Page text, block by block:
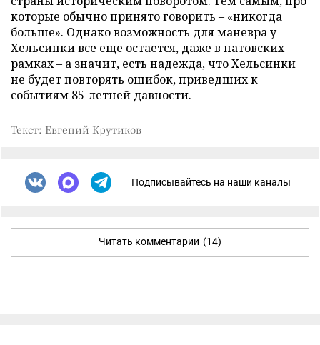
которые обычно принято говорить – «никогда
больше». Однако возможность для маневра у
Хельсинки все еще остается, даже в натовских
рамках – а значит, есть надежда, что Хельсинки
не будет повторять ошибок, приведших к
событиям 85-летней давности.
Текст: Евгений Крутиков
Подписывайтесь на наши каналы
Читать комментарии (14)